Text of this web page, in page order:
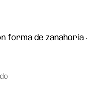
forma de